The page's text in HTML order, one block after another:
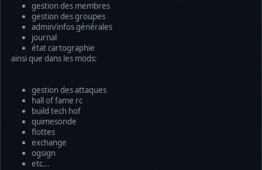
gestion des membres
gestion des groupes
admin/infos générales
journal
état cartographie
ainsi que dans les mods:
gestion des attaques
hall of fame rc
build tech hof
quimesonde
flottes
exchange
ogsign
etc...